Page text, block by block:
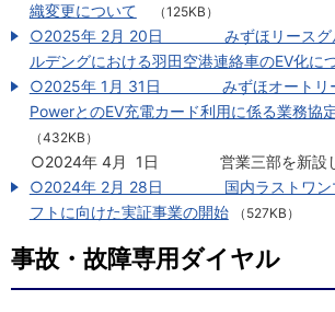
織変更について
（125KB）
○2025年 2月 20日 みずほリースグル
ルデングにおける羽田空港連絡車のEV化に
○2025年 1月 31日 みずほオートリ
PowerとのEV充電カード利用に係る業務協
（432KB）
○2024年 4月 1日 営業三部を新設し
○2024年 2月 28日 国内ラストワンマ
フトに向けた実証事業の開始
（527KB）
事故・故障専用ダイヤル